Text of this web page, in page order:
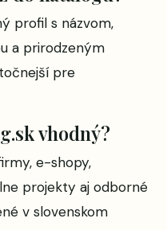
profil s názvom,
a prirodzeným
pre
vhodný?
e-shopy,
projekty aj odborné
v slovenskom